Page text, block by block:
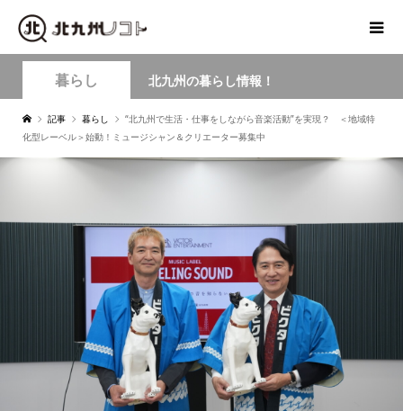
暮らし 北九州の暮らし情報！
記事 暮らし
“北九州で生活・仕事をしながら音楽活動”を実現？ ＜地域特
化型レーベル＞始動！ミュージシャン＆クリエーター募集中